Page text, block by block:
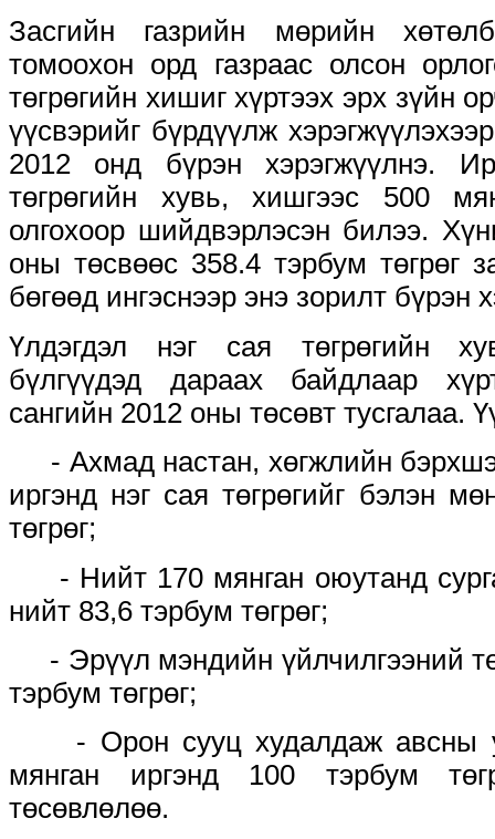
Засгийн газрийн мөрийн
томоохон орд газраас олсон
төгрөгийн хишиг хүртээх эрх зүйн
үүсвэрийг бүрдүүлж
2012 онд бүрэн хэрэгжүүлнэ.
төгрөгийн хувь, хишгээс 500
олгохоор шийдвэрлэсэн билээ.
оны төсвөөс 358.4 тэрбум төгрөг
бөгөөд ингэснээр энэ зорилт бүрэн
Үлдэгдэл нэг сая төгрөгийн
бүлгүүдэд дараах байдлаар
сангийн 2012 оны төсөвт тусгалаа.
- Ахмад настан, хөгжлийн
иргэнд нэг сая төгрөгийг бэлэн
төгрөг;
- Нийт 170 мянган оюутанд
нийт 83,6 тэрбум төгрөг;
- Эрүүл мэндийн үйлчилгээний
тэрбум төгрөг;
- Орон сууц худалдаж авсны
мянган иргэнд 100 тэрбум
төсөвлөлөө.